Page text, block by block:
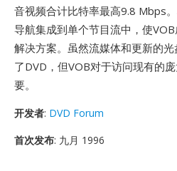
音视频合计比特率最高9.8 Mbps
导航集成到单个节目流中，使
解决方案。虽然流媒体和更新的
了DVD，但VOB对于访问现有的
要。
开发者: DVD Forum
首次发布: 九月 1996